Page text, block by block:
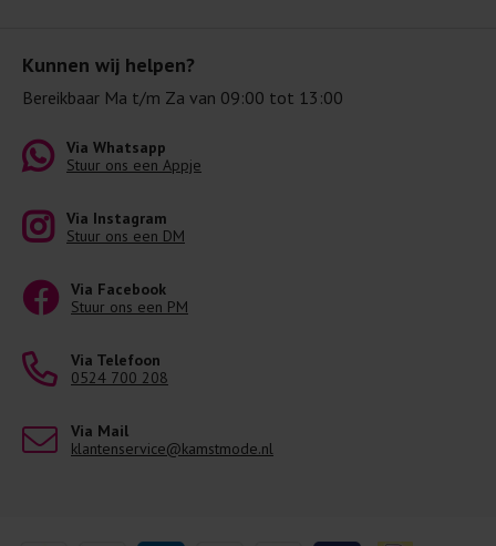
Kunnen wij helpen?
Bereikbaar Ma t/m Za van 09:00 tot 13:00
Via Whatsapp
Stuur ons een Appje
Via Instagram
Stuur ons een DM
Via Facebook
Stuur ons een PM
Via Telefoon
0524 700 208
Via Mail
klantenservice@kamstmode.nl